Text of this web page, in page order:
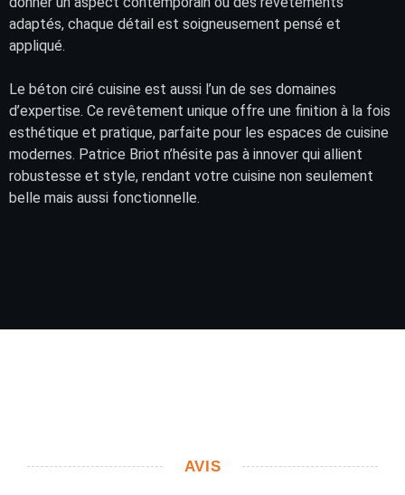
adaptés, chaque détail est soigneusement pensé et
appliqué.
Le béton ciré cuisine est aussi l’un de ses domaines
d’expertise. Ce revêtement unique offre une finition à la fois
esthétique et pratique, parfaite pour les espaces de cuisine
modernes. Patrice Briot n’hésite pas à innover qui allient
robustesse et style, rendant votre cuisine non seulement
belle mais aussi fonctionnelle.
AVIS